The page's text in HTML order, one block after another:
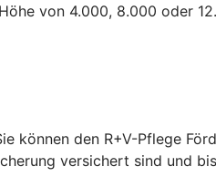
von 4.000, 8.000 oder
können den R+V-Pflege
versichert sind und